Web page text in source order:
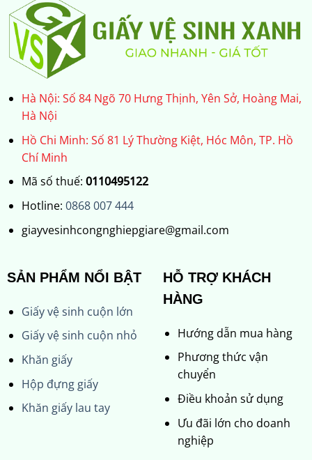
Hà Nội: Số 84 Ngõ 70 Hưng Thịnh, Yên Sở, Hoàng Mai,
Hà Nội
Hồ Chi Minh: Số 81 Lý Thường Kiệt, Hóc Môn, TP. Hồ
Chí Minh
Mã số thuế: 0110495122
Hotline: 0868 007 444
giayvesinhcongnghiepgiare@gmail.com
SẢN PHẨM NỔI BẬT
Giấy vệ sinh cuộn lớn
Giấy vệ sinh cuộn nhỏ
Khăn giấy
Hộp đựng giấy
Khăn giấy lau tay
HỖ TRỢ KHÁCH
HÀNG
Hướng dẫn mua hàng
Phương thức vận
chuyển
Điều khoản sử dụng
Ưu đãi lớn cho doanh
nghiệp